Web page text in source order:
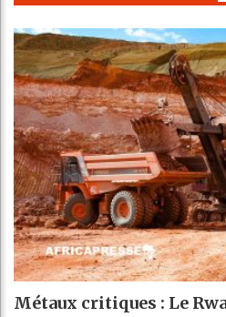
Métaux critiques : Le